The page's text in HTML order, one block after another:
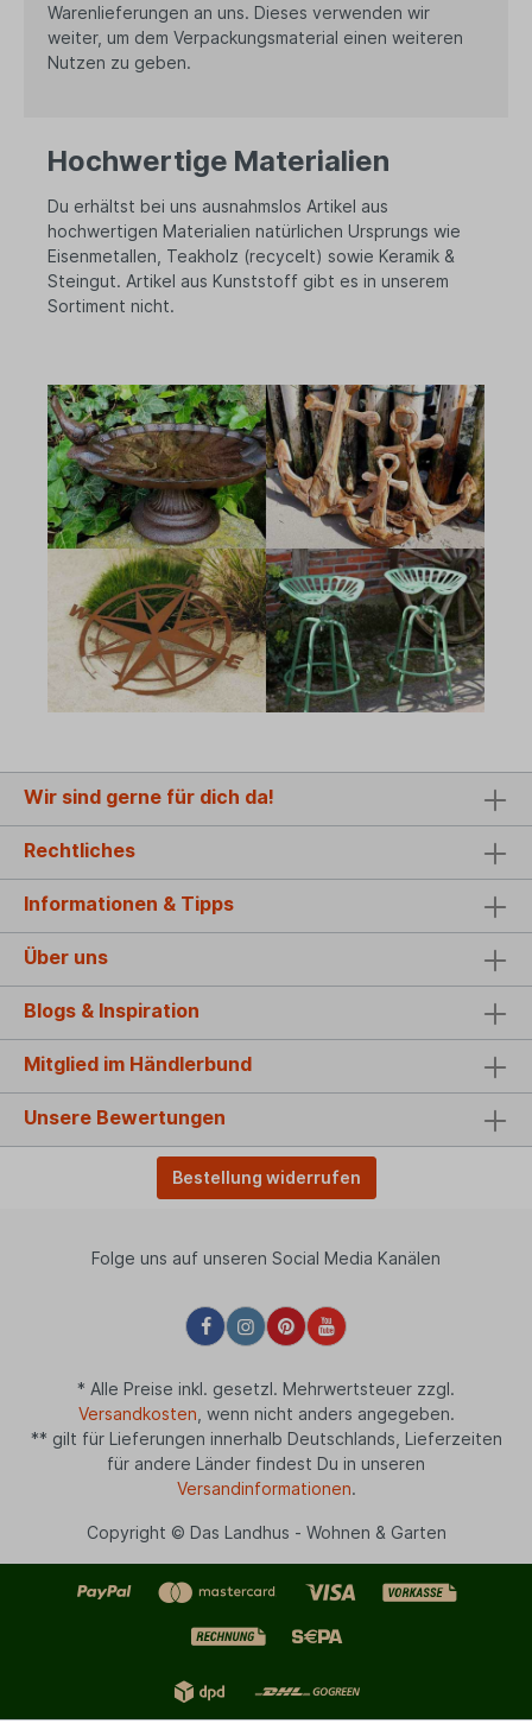
Warenlieferungen an uns. Dieses verwenden wir
weiter, um dem Verpackungsmaterial einen weiteren
Nutzen zu geben.
Hochwertige Materialien
Du erhältst bei uns ausnahmslos Artikel aus
hochwertigen Materialien natürlichen Ursprungs wie
Eisenmetallen, Teakholz (recycelt) sowie Keramik &
Steingut. Artikel aus Kunststoff gibt es in unserem
Sortiment nicht.
Wir sind gerne für dich da!
Rechtliches
Informationen & Tipps
Über uns
Blogs & Inspiration
Mitglied im Händlerbund
Unsere Bewertungen
Bestellung widerrufen
Folge uns auf unseren Social Media Kanälen
* Alle Preise inkl. gesetzl. Mehrwertsteuer zzgl.
Versandkosten , wenn nicht anders angegeben.
** gilt für Lieferungen innerhalb Deutschlands, Lieferzeiten
für andere Länder findest Du in unseren
Versandinformationen.
Copyright © Das Landhus - Wohnen & Garten